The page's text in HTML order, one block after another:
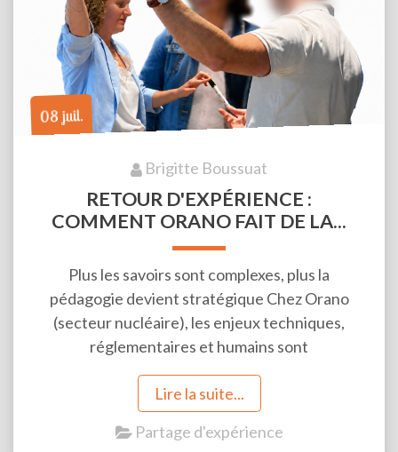
08 juil.
Brigitte Boussuat
RETOUR D'EXPÉRIENCE :
COMMENT ORANO FAIT DE LA...
Plus les savoirs sont complexes, plus la
pédagogie devient stratégique Chez Orano
(secteur nucléaire), les enjeux techniques,
réglementaires et humains sont
particulièrement exige...
Lire la suite...
Partage d'expérience